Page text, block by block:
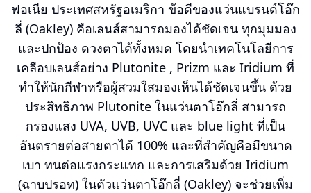
ฟอเนีย ประเทศสหรัฐอเมริกา ข้อดีของแว่นแบรนด์โอ๊ก
ลี่ (Oakley) คือเลนส์สามารถมองได้ชัดเจน ทุกมุมมอง
และปกป้อง ดวงตาได้ทั้งหมด โดยนำเทคโนโลยีการ
เคลือบเลนส์อย่าง Plutonite , Prizm และ Iridium ที่
ทำให้นักกีฬาหรือผู้สวมใสมองเห็นได้ชัดเจนขึ้น ด้วย
ประสิทธิภาพ Plutonite ในแว่นตาโอ๊กลี่ สามารถ
กรองแสง UVA, UVB, UVC และ blue light ที่เป็น
อันตรายต่อสายตาได้ 100% และที่สำคัญคือมีขนาด
เบา ทนต่อแรงกระแทก และการเสริมด้วย Iridium
(ฉาบปรอท) ในตัวแว่นตาโอ๊กลี่ (Oakley) จะช่วยเพิ่ม